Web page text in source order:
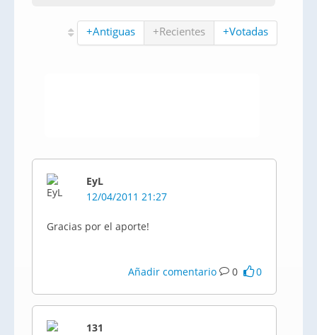
+Antiguas +Recientes +Votadas
EyL
12/04/2011 21:27
Gracias por el aporte!
Añadir comentario 0 0
131